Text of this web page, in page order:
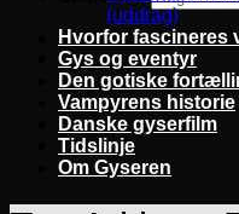
(uddrag)
Hvorfor fascineres
Gys og eventyr
Den gotiske
Vampyrens historie
Danske gyserfilm
Tidslinje
Om Gyseren